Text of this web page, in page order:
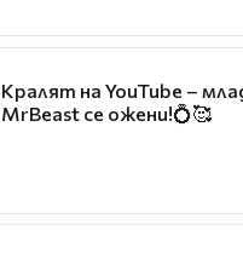
Кралят на YouTube –
MrBeast се ожени!💍🥰